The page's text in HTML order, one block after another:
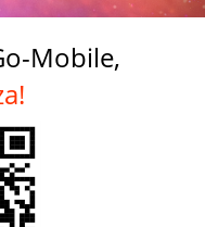
Mobile,